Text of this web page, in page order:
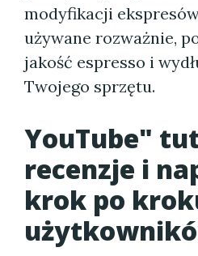
modyfikacji
używane rozważnie,
jakość espresso i
Twojego sprzętu.
YouTube"
recenzje i
krok po